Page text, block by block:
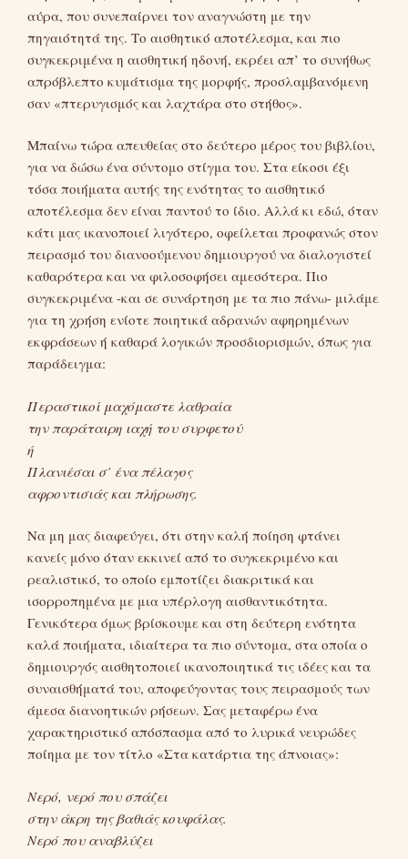
αύρα, που συνεπαίρνει τον αναγνώστη με την
πηγαιότητά της. Το αισθητικό αποτέλεσμα, και πιο
συγκεκριμένα η αισθητική ηδονή, εκρέει απ’ το συνήθως
απρόβλεπτο κυμάτισμα της μορφής, προσλαμβανόμενη
σαν «πτερυγισμός και λαχτάρα στο στήθος».
Μπαίνω τώρα απευθείας στο δεύτερο μέρος του βιβλίου,
για να δώσω ένα σύντομο στίγμα του. Στα είκοσι έξι
τόσα ποιήματα αυτής της ενότητας το αισθητικό
αποτέλεσμα δεν είναι παντού το ίδιο. Αλλά κι εδώ, όταν
κάτι μας ικανοποιεί λιγότερο, οφείλεται προφανώς στον
πειρασμό του διανοούμενου δημιουργού να διαλογιστεί
καθαρότερα και να φιλοσοφήσει αμεσότερα. Πιο
συγκεκριμένα -και σε συνάρτηση με τα πιο πάνω- μιλάμε
για τη χρήση ενίοτε ποιητικά αδρανών αφηρημένων
εκφράσεων ή καθαρά λογικών προσδιορισμών, όπως για
παράδειγμα:
Περαστικοί μαχόμαστε λαθραία
την παράταιρη ιαχή του συρφετού
ή
Πλανιέσαι σ’ ένα πέλαγος
αφροντισιάς και πλήρωσης.
Να μη μας διαφεύγει, ότι στην καλή ποίηση φτάνει
κανείς μόνο όταν εκκινεί από το συγκεκριμένο και
ρεαλιστικό, το οποίο εμποτίζει διακριτικά και
ισορροπημένα με μια υπέρλογη αισθαντικότητα.
Γενικότερα όμως βρίσκουμε και στη δεύτερη ενότητα
καλά ποιήματα, ιδιαίτερα τα πιο σύντομα, στα οποία ο
δημιουργός αισθητοποιεί ικανοποιητικά τις ιδέες και τα
συναισθήματά του, αποφεύγοντας τους πειρασμούς των
άμεσα διανοητικών ρήσεων. Σας μεταφέρω ένα
χαρακτηριστικό απόσπασμα από το λυρικά νευρώδες
ποίημα με τον τίτλο «Στα κατάρτια της άπνοιας»:
Νερό, νερό που σπάζει
στην άκρη της βαθιάς κουφάλας.
Νερό που αναβλύζει